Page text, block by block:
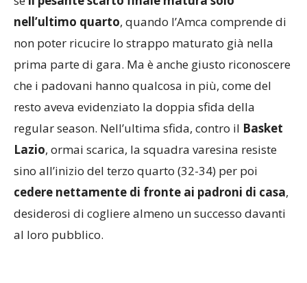
nell’ultimo quarto, quando l’Amca comprende di
non poter ricucire lo strappo maturato già nella
prima parte di gara. Ma è anche giusto riconoscere
che i padovani hanno qualcosa in più, come del
resto aveva evidenziato la doppia sfida della
regular season. Nell’ultima sfida, contro ilBasket
Lazio, ormai scarica, la squadra varesina resiste
sino all’inizio del terzo quarto (32-34) per poi
cedere nettamente di fronte ai padroni di casa
desiderosi di cogliere almeno un successo davanti
al loro pubblico.